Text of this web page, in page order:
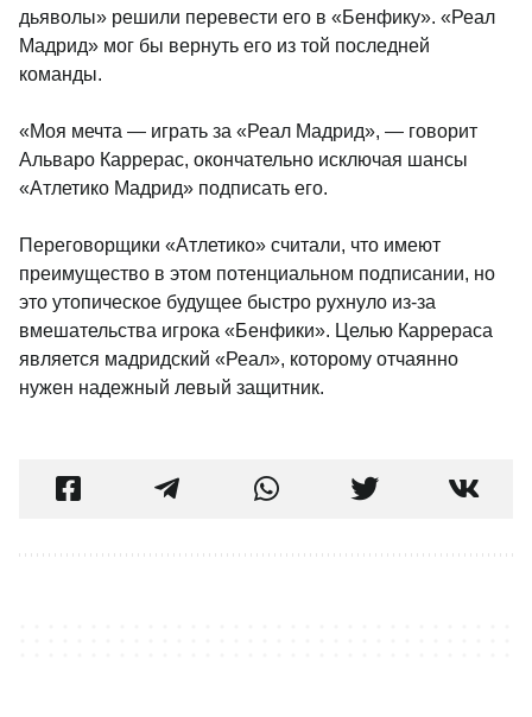
дьяволы» решили перевести его в «Бенфику». «Реал
Мадрид» мог бы вернуть его из той последней
команды.
«Моя мечта — играть за «Реал Мадрид», — говорит
Альваро Каррерас, окончательно исключая шансы
«Атлетико Мадрид» подписать его.
Переговорщики «Атлетико» считали, что имеют
преимущество в этом потенциальном подписании, но
это утопическое будущее быстро рухнуло из-за
вмешательства игрока «Бенфики». Целью Каррераса
является мадридский «Реал», которому отчаянно
нужен надежный левый защитник.